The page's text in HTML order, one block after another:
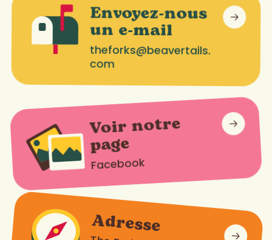
Envoyez-nous
un e-mail
theforks@beavertails.
com
Voir notre
page
Facebook
Adresse